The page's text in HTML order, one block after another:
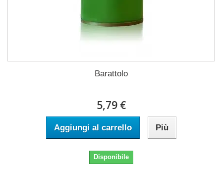
Barattolo
5,79 €
Aggiungi al carrello Più
Disponibile